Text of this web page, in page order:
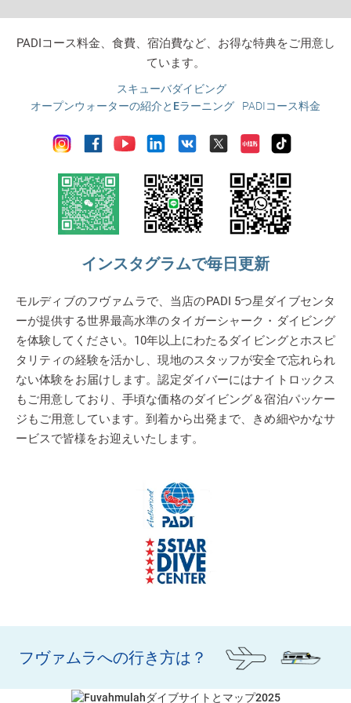
PADIコース料金、食費、宿泊費など、お得な特典をご用意し
ています。
スキューバダイビング
オープンウォーターの紹介とEラーニング
PADIコース料金
インスタグラムで毎日更新
モルディブのフヴァムラで、当店のPADI 5つ星ダイブセンタ
ーが提供する世界最高水準のタイガーシャーク・ダイビング
を体験してください。10年以上にわたるダイビングとホスピ
タリティの経験を活かし、現地のスタッフが安全で忘れられ
ない体験をお届けします。認定ダイバーにはナイトロックス
もご用意しており、手頃な価格のダイビング＆宿泊パッケー
ジもご用意しています。到着から出発まで、きめ細やかなサ
ービスで皆様をお迎えいたします。
フヴァムラへの行き方は？